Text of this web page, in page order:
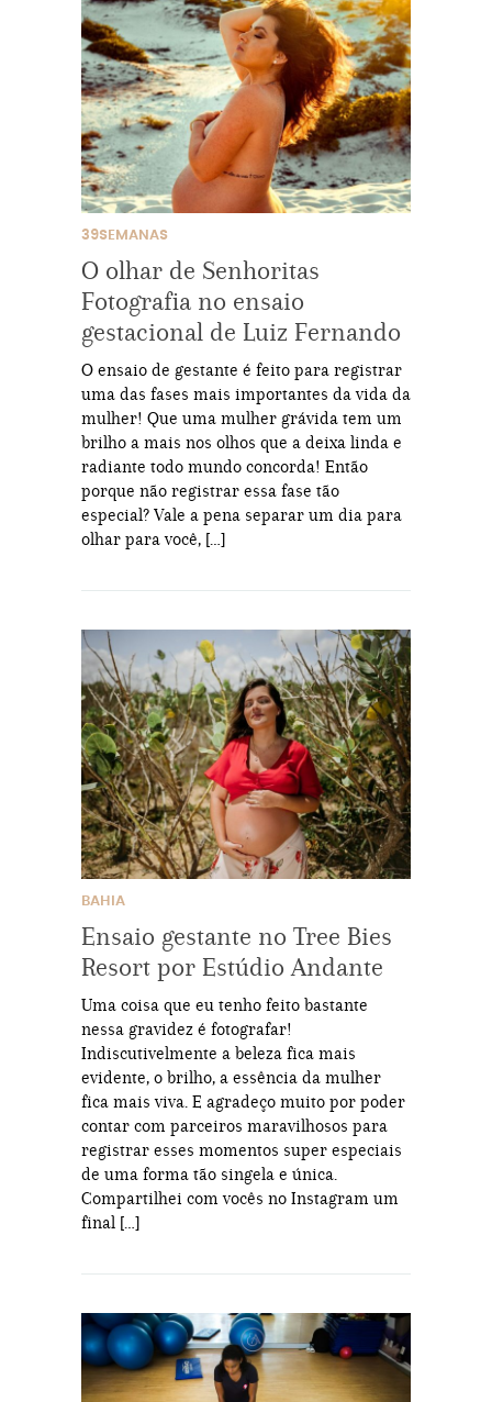
39SEMANAS
O olhar de Senhoritas
Fotografia no ensaio
gestacional de Luiz Fernando
O ensaio de gestante é feito para registrar
uma das fases mais importantes da vida da
mulher! Que uma mulher grávida tem um
brilho a mais nos olhos que a deixa linda e
radiante todo mundo concorda! Então
porque não registrar essa fase tão
especial? Vale a pena separar um dia para
olhar para você, […]
BAHIA
Ensaio gestante no Tree Bies
Resort por Estúdio Andante
Uma coisa que eu tenho feito bastante
nessa gravidez é fotografar!
Indiscutivelmente a beleza fica mais
evidente, o brilho, a essência da mulher
fica mais viva. E agradeço muito por poder
contar com parceiros maravilhosos para
registrar esses momentos super especiais
de uma forma tão singela e única.
Compartilhei com vocês no Instagram um
final […]